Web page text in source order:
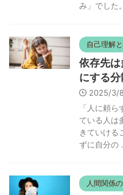
み」でした。
自己理解
依存先
にする
2025/3/
「人に頼
ている人は
きていける
ずに自分の
人間関係